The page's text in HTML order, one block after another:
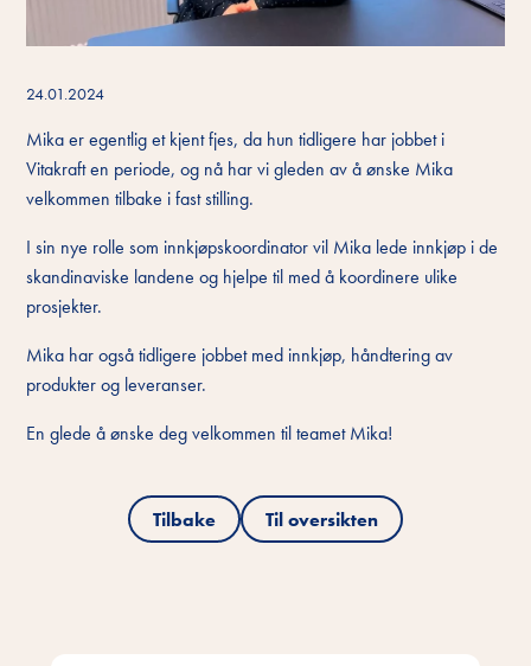
24.01.2024
Mika er egentlig et kjent fjes, da hun tidligere har jobbet i
Vitakraft en periode, og nå har vi gleden av å ønske Mika
velkommen tilbake i fast stilling.
I sin nye rolle som innkjøpskoordinator vil Mika lede innkjøp i de
skandinaviske landene og hjelpe til med å koordinere ulike
prosjekter.
Mika har også tidligere jobbet med innkjøp, håndtering av
produkter og leveranser.
En glede å ønske deg velkommen til teamet Mika!
Tilbake Til oversikten